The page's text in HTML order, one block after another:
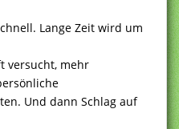
Lange Zeit wird um
versucht, mehr
Und dann Schlag auf